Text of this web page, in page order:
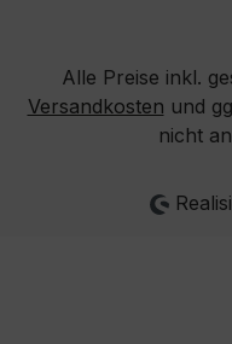
Alle Preise inkl.
Versandkosten und
nicht